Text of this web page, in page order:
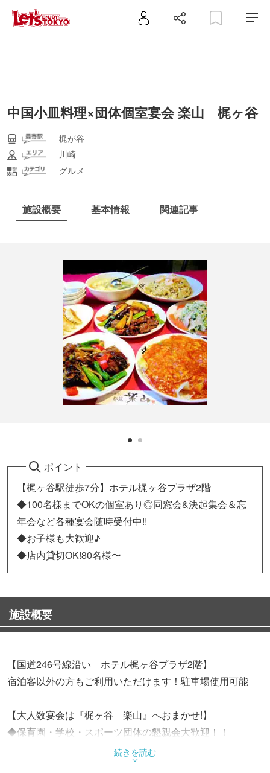
中国小皿料理×団体個室宴会 楽山 梶ヶ谷
梶が谷
川崎
グルメ
施設概要 基本情報 関連記事
ポイント
【梶ヶ谷駅徒歩7分】ホテル梶ヶ谷プラザ2階
◆100名様までOKの個室あり◎同窓会&決起集会＆忘
年会など各種宴会随時受付中!!
◆お子様も大歓迎♪
◆店内貸切OK!80名様〜
施設概要
【国道246号線沿い ホテル梶ヶ谷プラザ2階】
宿泊客以外の方もご利用いただけます！駐車場使用可能
【大人数宴会は『梶ヶ谷 楽山』へおまかせ!】
◆保育園・学校・スポーツ団体の懇親会大歓迎！！
もちろん、少年野球チームや少年サッカーチームなども大
歓迎。広々とした宴会場は100名迄、収容可能。
続きを読む